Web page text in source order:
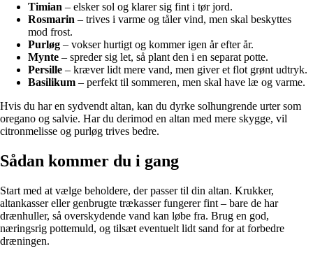
Timian – elsker sol og klarer sig fint i tør jord.
Rosmarin – trives i varme og tåler vind, men skal beskyttes
mod frost.
Purløg – vokser hurtigt og kommer igen år efter år.
Mynte – spreder sig let, så plant den i en separat potte.
Persille – kræver lidt mere vand, men giver et flot grønt udtryk.
Basilikum – perfekt til sommeren, men skal have læ og varme.
Hvis du har en sydvendt altan, kan du dyrke solhungrende urter som
oregano og salvie. Har du derimod en altan med mere skygge, vil
citronmelisse og purløg trives bedre.
Sådan kommer du i gang
Start med at vælge beholdere, der passer til din altan. Krukker,
altankasser eller genbrugte trækasser fungerer fint – bare de har
drænhuller, så overskydende vand kan løbe fra. Brug en god,
næringsrig pottemuld, og tilsæt eventuelt lidt sand for at forbedre
dræningen.